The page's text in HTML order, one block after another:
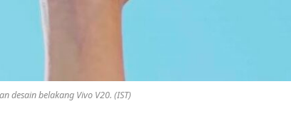
desain belakang Vivo V20. (IST)